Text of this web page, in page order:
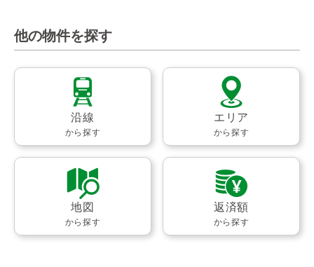
他の物件を探す
沿線
から探す
エリア
から探す
地図
から探す
返済額
から探す